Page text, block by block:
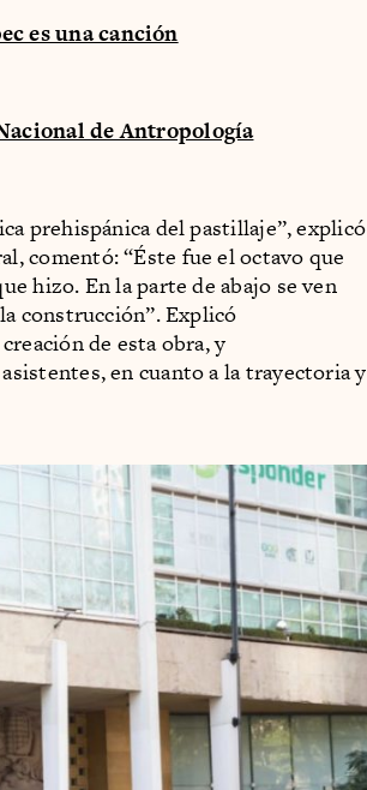
es una canción
de Antropología
prehispánica del pastillaje”, explicó
comentó: “Éste fue el octavo que
hizo. En la parte de abajo se ven
construcción”. Explicó
de esta obra, y
en cuanto a la trayectoria y